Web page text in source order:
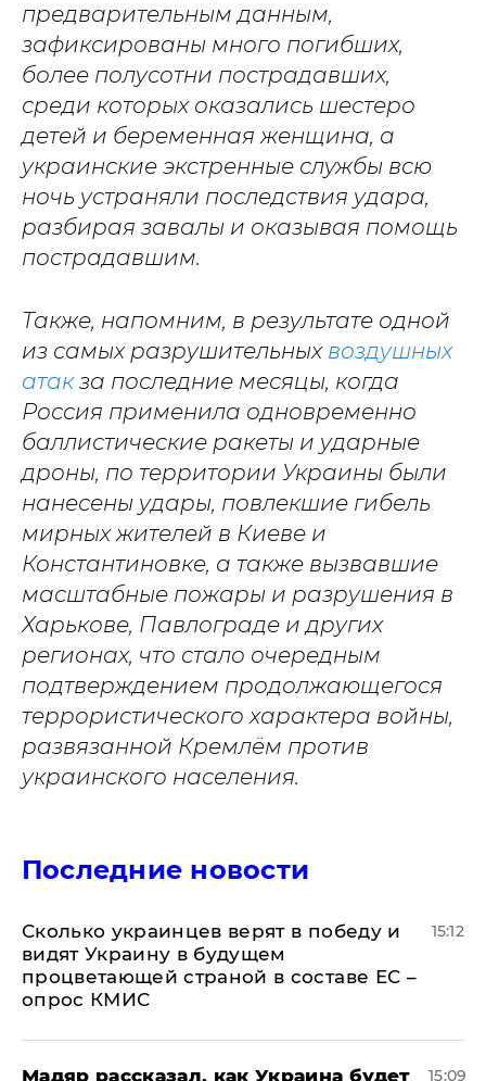
предварительным данным,
зафиксированы много погибших,
более полусотни пострадавших,
среди которых оказались шестеро
детей и беременная женщина, а
украинские экстренные службы всю
ночь устраняли последствия удара,
разбирая завалы и оказывая помощь
пострадавшим.
Также, напомним, в результате одной
из самых разрушительных воздушных
атакза последние месяцы, когда
Россия применила одновременно
баллистические ракеты и ударные
дроны, по территории Украины были
нанесены удары, повлекшие гибель
мирных жителей в Киеве и
Константиновке, а также вызвавшие
масштабные пожары и разрушения в
Харькове, Павлограде и других
регионах, что стало очередным
подтверждением продолжающегося
террористического характера войны,
развязанной Кремлём против
украинского населения.
Последние новости
Сколько украинцев верят в победу и
видят Украину в будущем
процветающей страной в составе ЕС –
опрос КМИС
15:12
Мадяр рассказал, как Украина будет 15:09